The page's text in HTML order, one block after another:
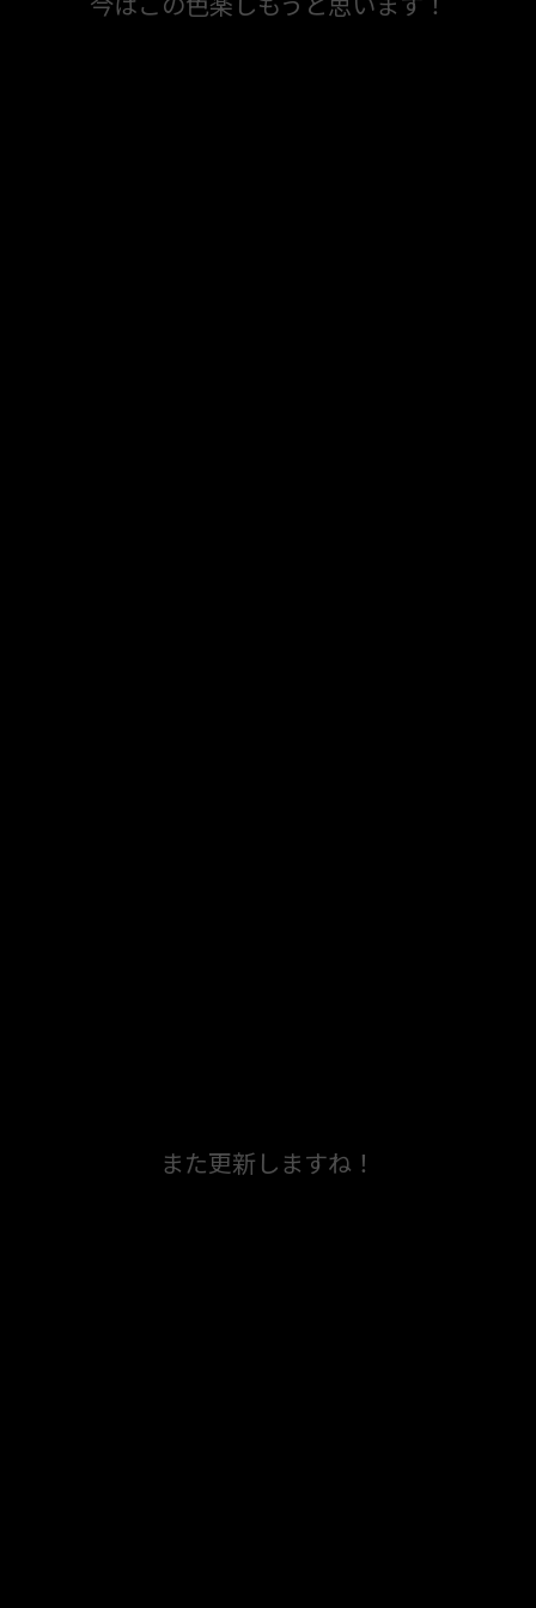
また更新しますね！